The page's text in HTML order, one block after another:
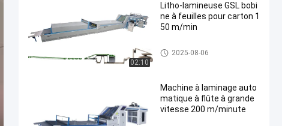
02:10
Litho-lamineuse GSL bobi
ne à feuilles pour carton 1
50 m/min
Machine de stratification de ca
rton
2025-08-06
Machine à laminage auto
matique à flûte à grande
vitesse 200 m/minute